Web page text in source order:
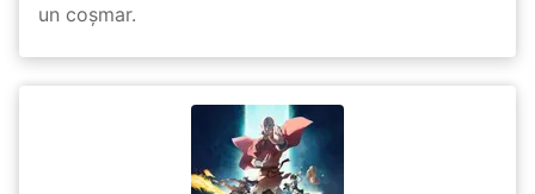
un coșmar.